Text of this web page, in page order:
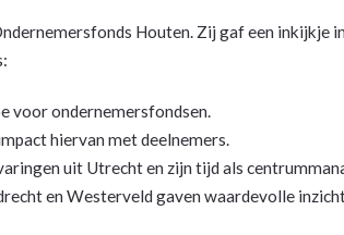
Houten. Zij gaf een inkijkje
voor ondernemersfondsen.
hiervan met deelnemers.
uit Utrecht en zijn tijd als
en Westerveld gaven waardevolle